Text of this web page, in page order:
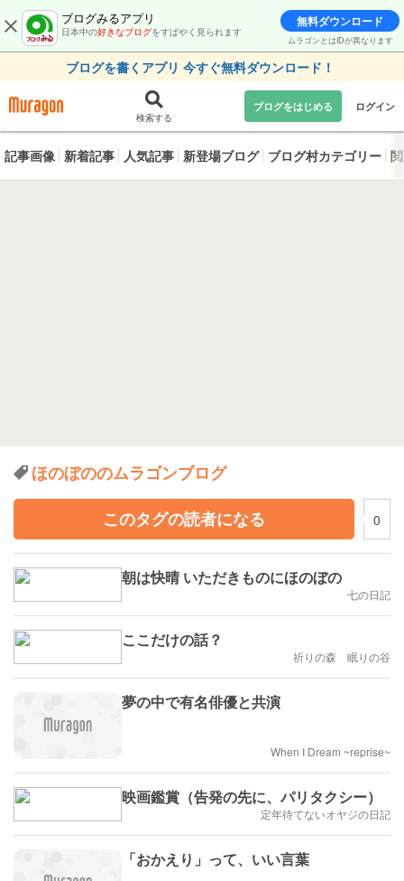
ブログみるアプリ
日本中の好きなブログをすばやく見られます
無料ダウンロード
ムラゴンとはIDが異なります
ブログを書くアプリ 今すぐ無料ダウンロード！
検索する
ブログをはじめる ログイン
記事画像 新着記事 人気記事 新登場ブログ ブログ村カテゴリー
ほのぼののムラゴンブログ
このタグの読者になる
0
朝は快晴 いただきものにほのぼの
七の日記
ここだけの話？
祈りの森 眠りの谷
夢の中で有名俳優と共演
When I Dream ~reprise~
映画鑑賞（告発の先に、パリタクシー）
定年待てないオヤジの日記
「おかえり」って、いい言葉